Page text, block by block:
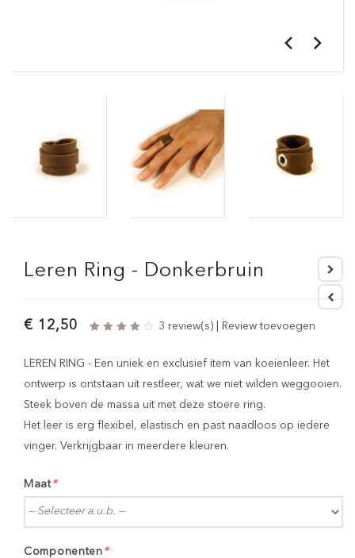
Leren Ring - Donkerbruin
€ 12,50 3 review(s) Review toevoegen
LEREN RING - Een uniek en exclusief item van koeienleer. Het
ontwerp is ontstaan uit restleer, wat we niet wilden weggooien.
Steek boven de massa uit met deze stoere ring.
Het leer is erg flexibel, elastisch en past naadloos op iedere
vinger. Verkrijgbaar in meerdere kleuren.
*
Maat
*
Componenten